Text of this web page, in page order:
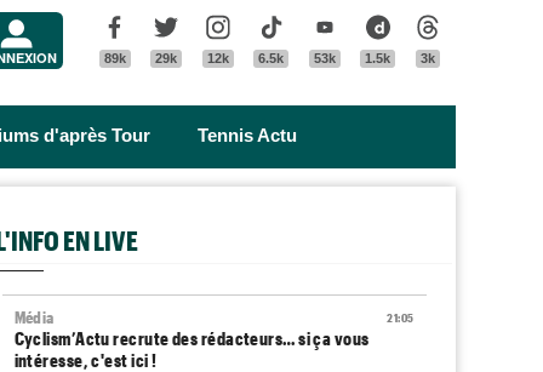
Facebook
89k
Twitter
29k
Instagram
12k
Tik Tok
6.5k
Youtube
53k
Dailymotion
1.5k 3k
d'après Tour Tennis Actu
EN LIVE
21:05
Média
Cyclism’Actu recrute des rédacteurs… si ça vous
intéresse, c'est ici !